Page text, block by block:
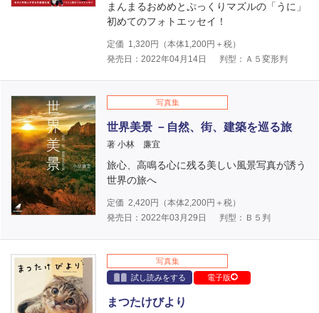
まんまるおめめとぷっくりマズルの「うに」
初めてのフォトエッセイ！
定価 1,320円（本体1,200円＋税）
発売日：2022年04月14日
判型：Ａ５変形判
写真集
世界美景 －自然、街、建築を巡る旅
著 小林 廉宜
旅心、高鳴る心に残る美しい風景写真が誘う
世界の旅へ
定価 2,420円（本体2,200円＋税）
発売日：2022年03月29日
判型：Ｂ５判
写真集
試し読みをする
電子版
まつたけびより